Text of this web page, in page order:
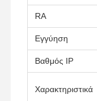
RA
Εγγύηση
Βαθμός IP
Χαρακτηριστικά